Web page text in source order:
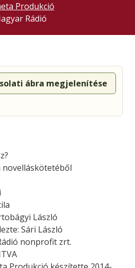
Produkció
Rádió
ábra megjelenítése
novelláskötetéből
László
Sári László
nonprofit zrt.